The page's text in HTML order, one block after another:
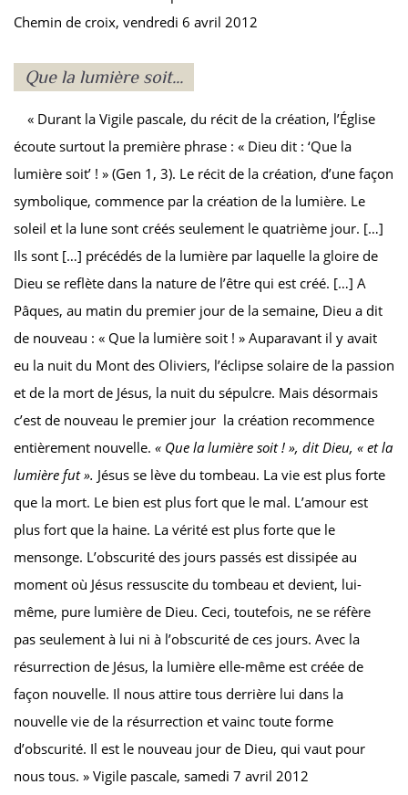
Chemin de croix, vendredi 6 avril 2012
Que la lumière soit...
« Durant la Vigile pascale, du récit de la création, l’Église
écoute surtout la première phrase : « Dieu dit : ‘Que la
lumière soit’ ! » (Gen 1, 3). Le récit de la création, d’une façon
symbolique, commence par la création de la lumière. Le
soleil et la lune sont créés seulement le quatrième jour. […]
Ils sont […] précédés de la lumière par laquelle la gloire de
Dieu se reflète dans la nature de l’être qui est créé. […] A
Pâques, au matin du premier jour de la semaine, Dieu a dit
de nouveau : « Que la lumière soit ! » Auparavant il y avait
eu la nuit du Mont des Oliviers, l’éclipse solaire de la passion
et de la mort de Jésus, la nuit du sépulcre. Mais désormais
c’est de nouveau le premier jour ­ la création recommence
entièrement nouvelle. « Que la lumière soit ! », dit Dieu, « et la
lumière fut ». Jésus se lève du tombeau. La vie est plus forte
que la mort. Le bien est plus fort que le mal. L’amour est
plus fort que la haine. La vérité est plus forte que le
mensonge. L’obscurité des jours passés est dissipée au
moment où Jésus ressuscite du tombeau et devient, lui-
même, pure lumière de Dieu. Ceci, toutefois, ne se réfère
pas seulement à lui ni à l’obscurité de ces jours. Avec la
résurrection de Jésus, la lumière elle-même est créée de
façon nouvelle. Il nous attire tous derrière lui dans la
nouvelle vie de la résurrection et vainc toute forme
d’obscurité. Il est le nouveau jour de Dieu, qui vaut pour
nous tous. » Vigile pascale, samedi 7 avril 2012